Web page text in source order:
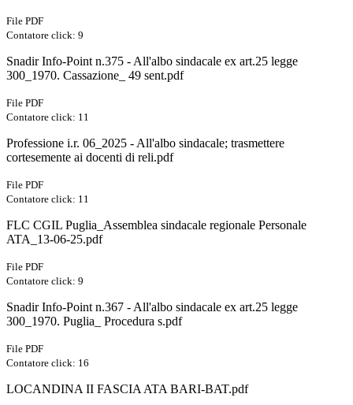
File PDF
Contatore click: 9
Snadir Info-Point n.375 - All'albo sindacale ex art.25 legge
300_1970. Cassazione_ 49 sent.pdf
File PDF
Contatore click: 11
Professione i.r. 06_2025 - All'albo sindacale; trasmettere
cortesemente ai docenti di reli.pdf
File PDF
Contatore click: 11
FLC CGIL Puglia_Assemblea sindacale regionale Personale
ATA_13-06-25.pdf
File PDF
Contatore click: 9
Snadir Info-Point n.367 - All'albo sindacale ex art.25 legge
300_1970. Puglia_ Procedura s.pdf
File PDF
Contatore click: 16
LOCANDINA II FASCIA ATA BARI-BAT.pdf